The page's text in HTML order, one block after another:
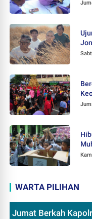
WARTA PILIHAN
Jumat Berkah